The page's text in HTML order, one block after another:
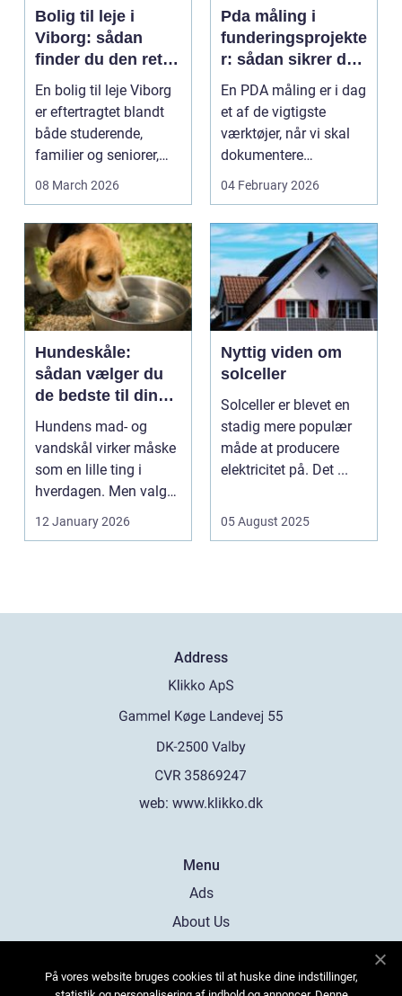
Bolig til leje i
Viborg: sådan
finder du den rette
lejlighed
En bolig til leje Viborg
er eftertragtet blandt
både studerende,
familier og seniorer,
fordi b...
08 March 2026
Pda måling i
funderingsprojekte
r: sådan sikrer du
dokumenteret
bæreevne
En PDA måling er i dag
et af de vigtigste
værktøjer, når vi skal
dokumentere
bæreevnen af pæle til
04 February 2026
Hundeskåle:
sådan vælger du
de bedste til din
hund
Hundens mad- og
vandskål virker måske
som en lille ting i
hverdagen. Men valg
af sk&arin...
12 January 2026
Nyttig viden om
solceller
Solceller er blevet en
stadig mere populær
måde at producere
elektricitet på. Det ...
05 August 2025
Address
web: www.klikko.dk
Menu
Ads
About Us
Contact
På vores website bruges cookies til at huske dine indstillinger,